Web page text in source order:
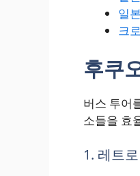
일
크
후쿠
버스 투어
소들을 효
1. 레트